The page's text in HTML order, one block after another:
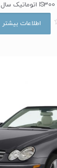
اطلاعات بیشتر